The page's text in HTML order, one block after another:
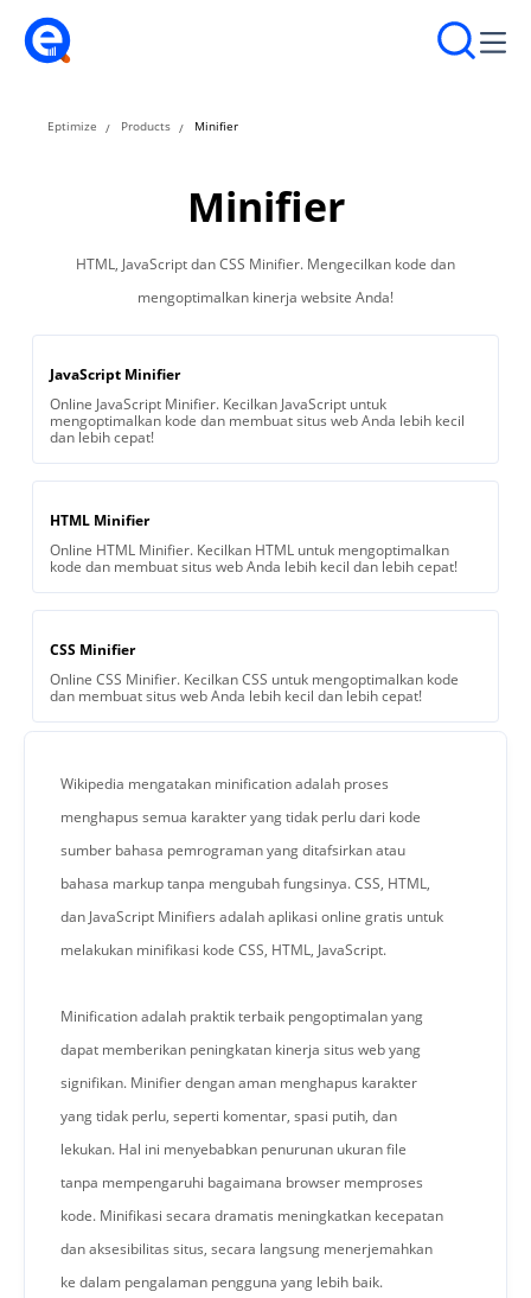
Eptimize Products Minifier
Minifier
HTML, JavaScript dan CSS Minifier. Mengecilkan kode dan
mengoptimalkan kinerja website Anda!
JavaScript Minifier
Online JavaScript Minifier. Kecilkan JavaScript untuk
mengoptimalkan kode dan membuat situs web Anda lebih kecil
dan lebih cepat!
HTML Minifier
Online HTML Minifier. Kecilkan HTML untuk mengoptimalkan
kode dan membuat situs web Anda lebih kecil dan lebih cepat!
CSS Minifier
Online CSS Minifier. Kecilkan CSS untuk mengoptimalkan kode
dan membuat situs web Anda lebih kecil dan lebih cepat!
Wikipedia mengatakan minification adalah proses
menghapus semua karakter yang tidak perlu dari kode
sumber bahasa pemrograman yang ditafsirkan atau
bahasa markup tanpa mengubah fungsinya. CSS, HTML,
dan JavaScript Minifiers adalah aplikasi online gratis untuk
melakukan minifikasi kode CSS, HTML, JavaScript.
Minification adalah praktik terbaik pengoptimalan yang
dapat memberikan peningkatan kinerja situs web yang
signifikan. Minifier dengan aman menghapus karakter
yang tidak perlu, seperti komentar, spasi putih, dan
lekukan. Hal ini menyebabkan penurunan ukuran file
tanpa mempengaruhi bagaimana browser memproses
kode. Minifikasi secara dramatis meningkatkan kecepatan
dan aksesibilitas situs, secara langsung menerjemahkan
ke dalam pengalaman pengguna yang lebih baik.